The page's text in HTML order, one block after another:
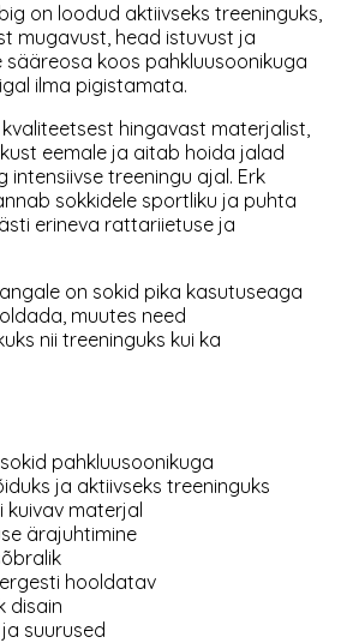
on loodud aktiivseks treeninguks,
mugavust, head istuvust ja
sääreosa koos pahkluusoonikuga
ilma pigistamata.
hingavast materjalist,
eemale ja aitab hoida jalad
intensiivse treeningu ajal. Erk
sokkidele sportliku ja puhta
erineva rattariietuse ja
on sokid pika kasutuseaga
muutes need
nii treeninguks kui ka
pahkluusoonikuga
ja aktiivseks treeninguks
kuivav materjal
ärajuhtimine
hooldatav
disain
suurused